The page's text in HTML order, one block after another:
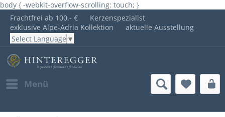
body { -webkit-overflow-scrolling: touch; }
Frachtfrei ab 100.- €
Kerzenspezialist
exklusive Alpe-Adria Kollektion
aktuelle Ausstellung
Select Language ▼
Menü